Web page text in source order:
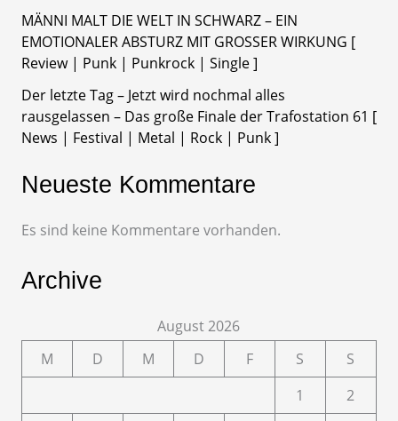
MÄNNI MALT DIE WELT IN SCHWARZ – EIN
EMOTIONALER ABSTURZ MIT GROSSER WIRKUNG [
Review | Punk | Punkrock | Single ]
Der letzte Tag – Jetzt wird nochmal alles
rausgelassen – Das große Finale der Trafostation 61 [
News | Festival | Metal | Rock | Punk ]
Neueste Kommentare
Es sind keine Kommentare vorhanden.
Archive
August 2026
M
D M D F S
S
1
2